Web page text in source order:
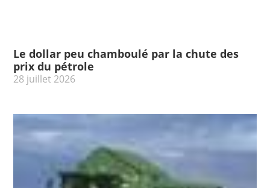
Le dollar peu chamboulé par la chute des
prix du pétrole
28 juillet 2026